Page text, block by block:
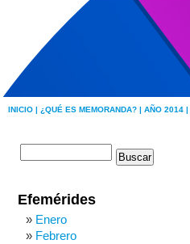
INICIO | ¿QUÉ ES MEMORANDA? | AÑO 2014 |
Efemérides
Enero
Febrero